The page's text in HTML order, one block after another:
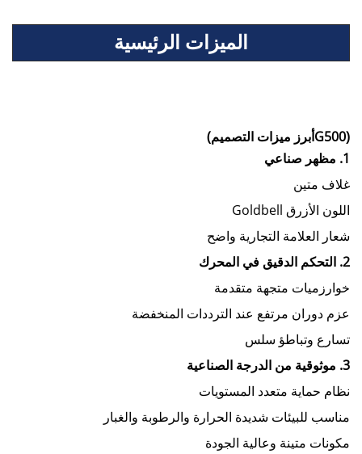
الميزات الرئيسية
(G500أبرز ميزات التصميم)
1. مظهر صناعي
غلاف متين
اللون الأزرق Goldbell
شعار العلامة التجارية واضح
2. التحكم الدقيق في المحرك
خوارزميات متجهة متقدمة
عزم دوران مرتفع عند الترددات المنخفضة
تسارع وتباطؤ سلس
3. موثوقية من الدرجة الصناعية
نظام حماية متعدد المستويات
مناسب للبيئات شديدة الحرارة والرطوبة والغبار
مكونات متينة وعالية الجودة